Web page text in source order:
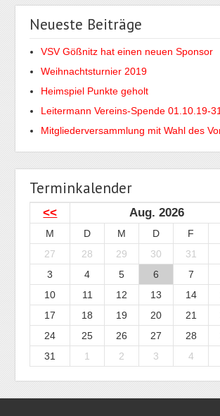
Neueste Beiträge
VSV Gößnitz hat einen neuen Sponsor
Weihnachtsturnier 2019
Heimspiel Punkte geholt
Leitermann Vereins-Spende 01.10.19-
Mitgliederversammlung mit Wahl des
Terminkalender
<< Aug. 2026
M D M D F
27
28 29 30 31
3
4 5 6 7
10
11 12 13 14
17
18 19 20 21
24
25 26 27 28
31
1 2 3 4